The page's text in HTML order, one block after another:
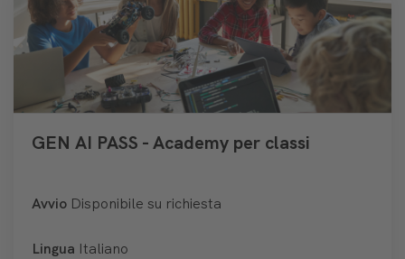
GEN AI PASS - Academy per classi
Avvio Disponibile su richiesta
Lingua Italiano